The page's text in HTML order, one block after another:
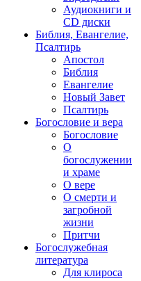
Аудиокниги и
CD диски
Библия, Евангелие,
Псалтирь
Апостол
Библия
Евангелие
Новый Завет
Псалтирь
Богословие и вера
Богословие
О
богослужении
и храме
О вере
О смерти и
загробной
жизни
Притчи
Богослужебная
литература
Для клироса